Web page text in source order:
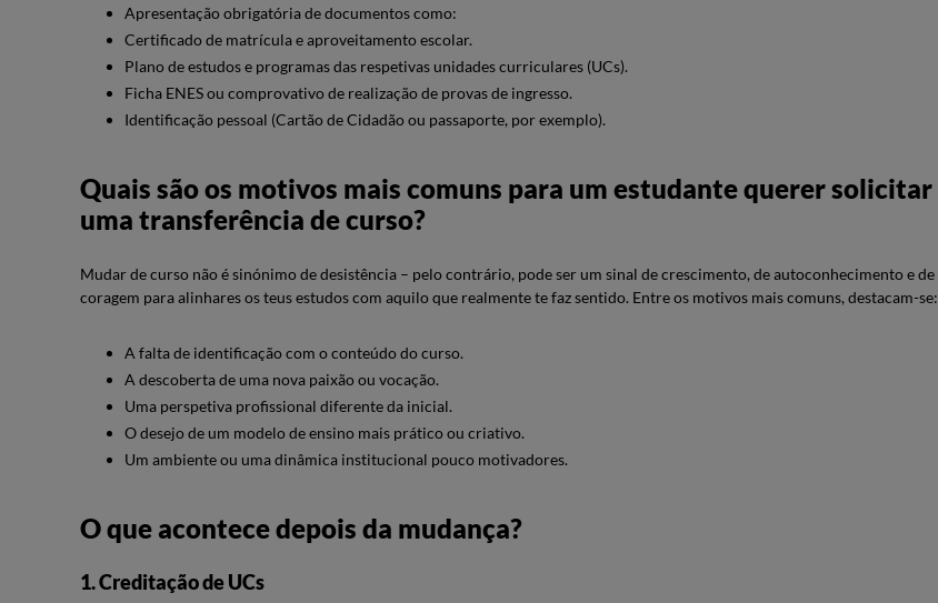
Apresentação obrigatória de documentos como:
Certificado de matrícula e aproveitamento escolar.
Plano de estudos e programas das respetivas unidades curriculares (UCs).
Ficha ENES ou comprovativo de realização de provas de ingresso.
Identificação pessoal (Cartão de Cidadão ou passaporte, por exemplo).
Quais são os motivos mais comuns para um estudante querer solicitar
uma transferência de curso?
Mudar de curso não é sinónimo de desistência – pelo contrário, pode ser um sinal de crescimento, de autoconhecimento e de
coragem para alinhares os teus estudos com aquilo que realmente te faz sentido. Entre os motivos mais comuns, destacam-se:
A falta de identificação com o conteúdo do curso.
A descoberta de uma nova paixão ou vocação.
Uma perspetiva profissional diferente da inicial.
O desejo de um modelo de ensino mais prático ou criativo.
Um ambiente ou uma dinâmica institucional pouco motivadores.
O que acontece depois da mudança?
1. Creditação de UCs